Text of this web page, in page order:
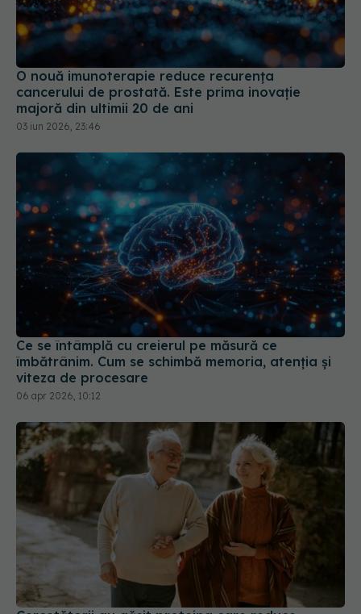
O nouă imunoterapie reduce recurența
cancerului de prostată. Este prima inovație
majoră din ultimii 20 de ani
03 iun 2026, 23:46
Ce se întâmplă cu creierul pe măsură ce
îmbătrânim. Cum se schimbă memoria, atenția și
viteza de procesare
06 apr 2026, 10:12
Cercetătorii au găsit proteina care reduce
fragilitatea și inflamația
04 apr 2026, 15:00